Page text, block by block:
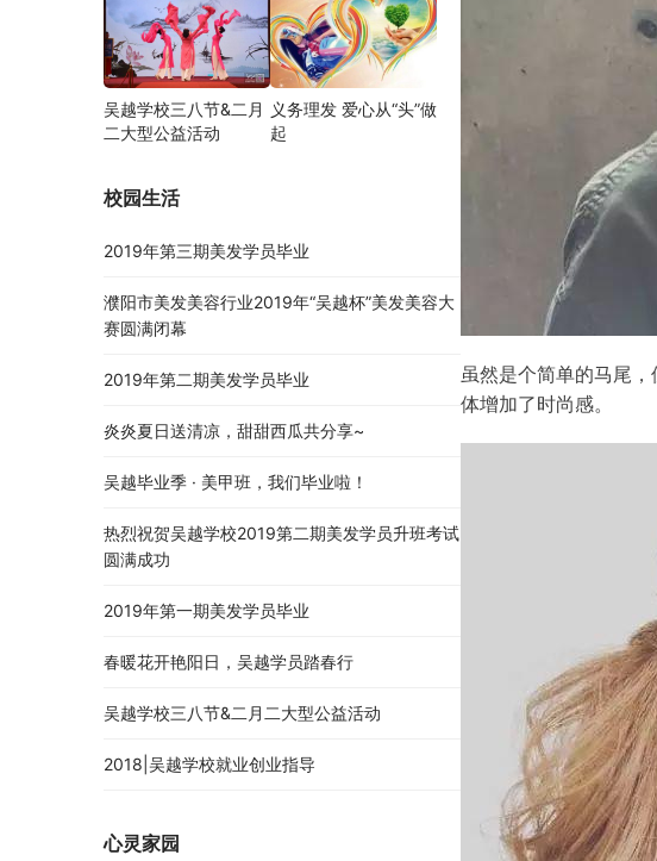
虽然是个简单的马尾
体增加了时尚感。
吴越学校三八节&二月
二大型公益活动
义务理发 爱心从“头”做
起
校园生活
2019年第三期美发学员毕业
濮阳市美发美容行业2019年“吴越杯”美发美容大
赛圆满闭幕
2019年第二期美发学员毕业
炎炎夏日送清凉，甜甜西瓜共分享~
吴越毕业季 · 美甲班，我们毕业啦！
热烈祝贺吴越学校2019第二期美发学员升班考试
圆满成功
2019年第一期美发学员毕业
春暖花开艳阳日，吴越学员踏春行
吴越学校三八节&二月二大型公益活动
2018|吴越学校就业创业指导
心灵家园